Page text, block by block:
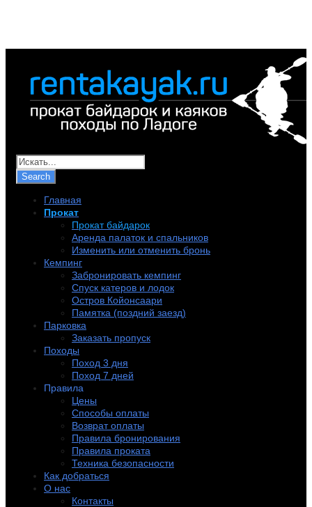
Главная
Прокат
Прокат байдарок
Аренда палаток и спальников
Изменить или отменить бронь
Кемпинг
Забронировать кемпинг
Спуск катеров и лодок
Остров Койонсаари
Памятка (поздний заезд)
Парковка
Заказать пропуск
Походы
Поход 3 дня
Поход 7 дней
Правила
Цены
Способы оплаты
Возврат оплаты
Правила бронирования
Правила проката
Техника безопасности
Как добраться
О нас
Контакты